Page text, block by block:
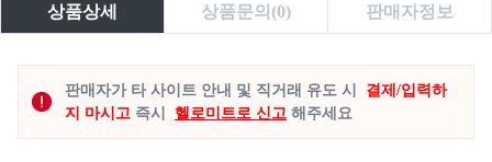
상품상세 상품문의(0) 판매자정보
판매자가 타 사이트 안내 및 직거래 유도 시
결제/입력하
지 마시고 즉시 헬로미트로 신고 해주세요